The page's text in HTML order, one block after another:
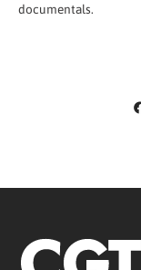
documentals.